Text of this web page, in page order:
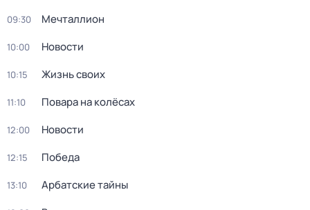
09:30 Мечталлион
10:00 Новости
10:15 Жизнь своих
11:10 Повара на колёсах
12:00 Новости
12:15 Победа
13:10 Арбатские тайны